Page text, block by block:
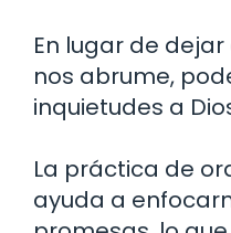
En lugar de
nos abrume,
inquietudes a
La práctica de
ayuda a